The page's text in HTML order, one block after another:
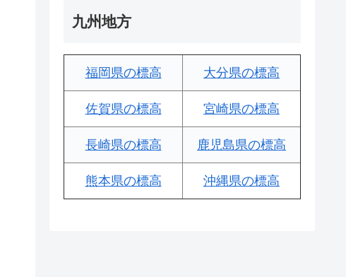
九州地方
福岡県の標高 大分県の標高
佐賀県の標高 宮崎県の標高
長崎県の標高 鹿児島県の標高
熊本県の標高 沖縄県の標高